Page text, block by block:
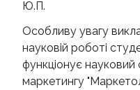
Ю.П.
Особливу увагу
науковій роботі
функціонує
маркетингу